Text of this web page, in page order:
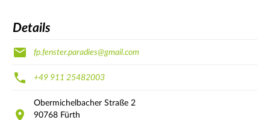
Details
fp.fenster.paradies@gmail.com
+49 911 25482003
Obermichelbacher Straße 2
90768 Fürth